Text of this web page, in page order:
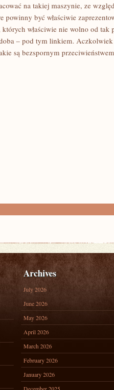
na takiej maszynie, ze
być właściwie
właściwie nie wolno od tak
– pod tym linkiem.
są bezspornym
Archives
July 2026
June 2026
May 2026
April 2026
March 2026
February 2026
January 2026